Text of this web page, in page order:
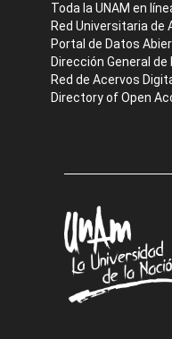
Toda la UNAM en
Red Universitaria de
Portal de Datos
Dirección General
Red de Acervos
Directory of Open